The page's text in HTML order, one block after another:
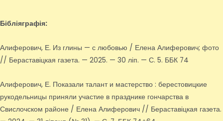
Бібліяграфія:
Алиферович, Е. Из глины — с любовью / Елена Алиферович; фото
// Бераставіцкая газета. — 2025. — 30 ліп. — С. 5. ББК 74
Алиферович, Е. Показали талант и мастерство : берестовицкие
рукодельницы приняли участие в празднике гончарства в
Свислочском районе / Елена Алиферович // Бераставіцкая газета.